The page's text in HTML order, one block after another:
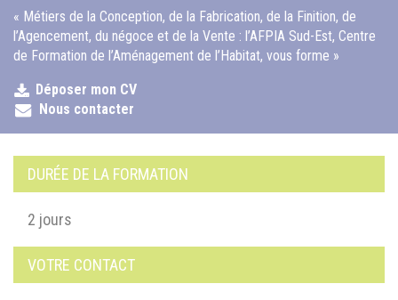
« Métiers de la Conception, de la Fabrication, de la Finition, de
l’Agencement, du négoce et de la Vente : l’AFPIA Sud-Est, Centre
de Formation de l’Aménagement de l’Habitat, vous forme »
Déposer mon CV
Nous contacter
DURÉE DE LA FORMATION
2 jours
VOTRE CONTACT